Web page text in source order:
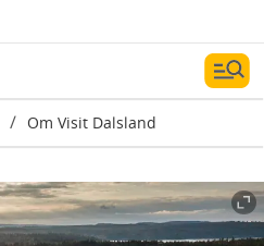
/ Om Visit Dalsland